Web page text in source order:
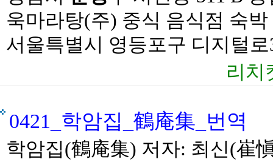
욱마라탕(주) 중식 음식점 숙
서울특별시 영등포구 디지털
리치
0421_학암집_鶴庵集_번역
학암집(鶴庵集) 저자: 최신(崔